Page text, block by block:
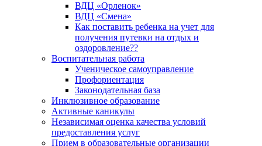
ВДЦ «Орленок»
ВДЦ «Смена»
Как поставить ребенка на учет для
получения путевки на отдых и
оздоровление??
Воспитательная работа
Ученическое самоуправление
Профориентация
Законодательная база
Инклюзивное образование
Активные каникулы
Независимая оценка качества условий
предоставления услуг
Прием в образовательные организации